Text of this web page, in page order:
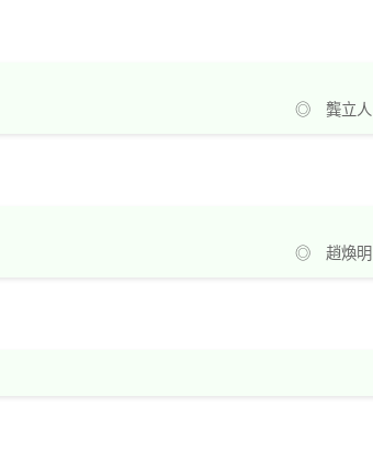
◎ 龔立人
◎ 趙煥明